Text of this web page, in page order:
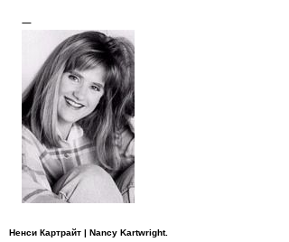
Ненси Картрайт | Nancy Kartwright.